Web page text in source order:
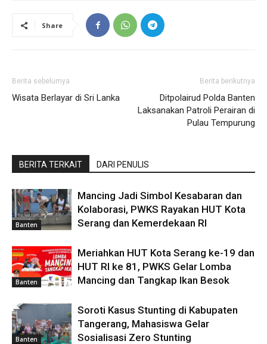
Share
Berita sebelumya
Wisata Berlayar di Sri Lanka
Berita berikutnya
Ditpolairud Polda Banten
Laksanakan Patroli Perairan di
Pulau Tempurung
BERITA TERKAIT DARI PENULIS
Banten
Mancing Jadi Simbol Kesabaran dan
Kolaborasi, PWKS Rayakan HUT Kota
Serang dan Kemerdekaan RI
Banten
Meriahkan HUT Kota Serang ke-19 dan
HUT RI ke 81, PWKS Gelar Lomba
Mancing dan Tangkap Ikan Besok
Banten
Soroti Kasus Stunting di Kabupaten
Tangerang, Mahasiswa Gelar
Sosialisasi Zero Stunting